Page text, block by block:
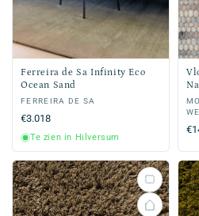
Ferreira de Sa Infinity Eco
Ocean Sand
Verkoper:
FERREIRA DE SA
Normale
prijs
€3.018
Te zien in Hilversum